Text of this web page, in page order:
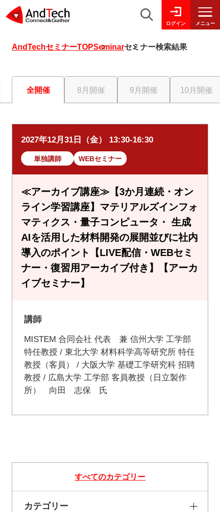
ログイン メニュー
AndTechセミナーTOPSeminarセミナー検索結果
全開催 8月開催 9月開催 10月開催
2027年12月31日（金） 13:30-16:30
単独講師 WEBセミナー
≪アーカイブ講座≫【3か月連続・オン
ライン学習講座】マテリアルズインフォ
マティクス・量子コンピュータ・ 生成
AIを活用した材料開発の展開並びに社内
導入のポイント【LIVE配信・WEBセミ
ナー・復習用アーカイブ付き】【アーカ
イブセミナー】
講師
MISTEM 合同会社 代表 兼 信州大学 工学部
特任教授 / 東北大学 材料科学高等研究所 特任
教授（客員） / 大阪大学 基礎工学研究科 招聘
教授 / 広島大学 工学部 客員教授（日立製作
所） 向田 志保 氏
すべてのカテゴリー
カテゴリー